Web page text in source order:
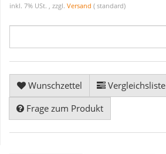
inkl. 7% USt. , zzgl. Versand ( standard)
Wunschzettel
Vergleichsliste
Frage zum Produkt